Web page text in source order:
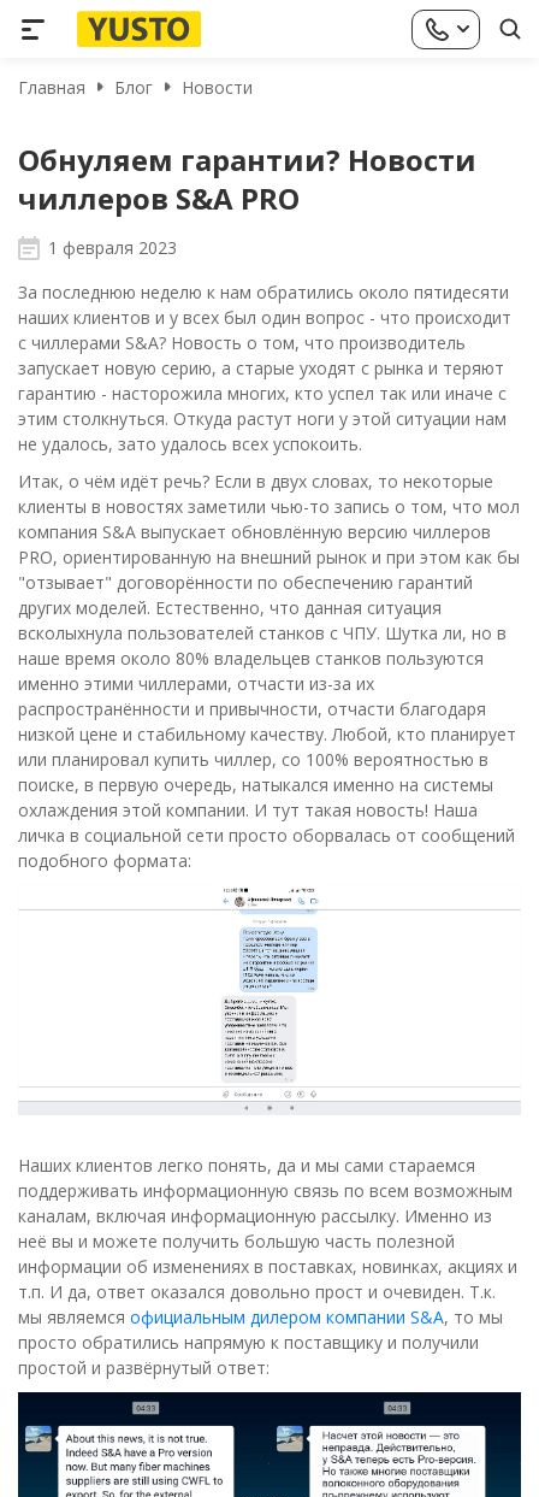
Главная Блог Новости
Обнуляем гарантии? Новости
чиллеров S&A PRO
1 февраля 2023
За последнюю неделю к нам обратились около пятидесяти
наших клиентов и у всех был один вопрос - что происходит
с чиллерами S&A? Новость о том, что производитель
запускает новую серию, а старые уходят с рынка и теряют
гарантию - насторожила многих, кто успел так или иначе с
этим столкнуться. Откуда растут ноги у этой ситуации нам
не удалось, зато удалось всех успокоить.
Итак, о чём идёт речь? Если в двух словах, то некоторые
клиенты в новостях заметили чью-то запись о том, что мол
компания S&A выпускает обновлённую версию чиллеров
PRO, ориентированную на внешний рынок и при этом как бы
"отзывает" договорённости по обеспечению гарантий
других моделей. Естественно, что данная ситуация
всколыхнула пользователей станков с ЧПУ. Шутка ли, но в
наше время около 80% владельцев станков пользуются
именно этими чиллерами, отчасти из-за их
распространённости и привычности, отчасти благодаря
низкой цене и стабильному качеству. Любой, кто планирует
или планировал купить чиллер, со 100% вероятностью в
поиске, в первую очередь, натыкался именно на системы
охлаждения этой компании. И тут такая новость! Наша
личка в социальной сети просто оборвалась от сообщений
подобного формата:
Наших клиентов легко понять, да и мы сами стараемся
поддерживать информационную связь по всем возможным
каналам, включая информационную рассылку. Именно из
неё вы и можете получить большую часть полезной
информации об изменениях в поставках, новинках, акциях и
т.п. И да, ответ оказался довольно прост и очевиден. Т.к.
мы являемся официальным дилером компании S&A, то мы
просто обратились напрямую к поставщику и получили
простой и развёрнутый ответ: